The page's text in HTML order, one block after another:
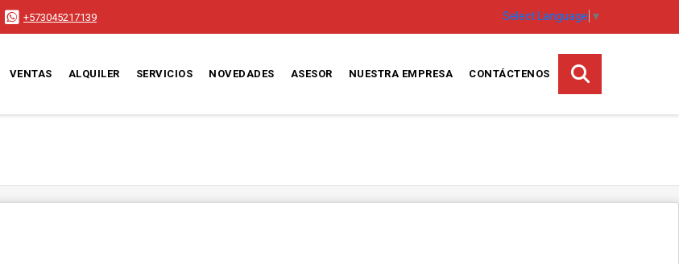
+573045217139 Select Language ▼
VENTAS ALQUILER SERVICIOS NOVEDADES ASESOR NUESTRA EMPRESA CONTÁCTENOS